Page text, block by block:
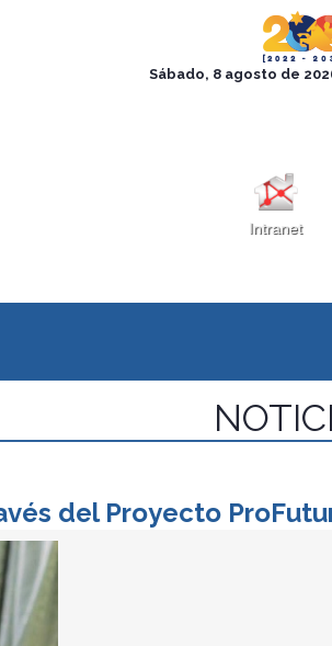
Intranet
del Proyecto